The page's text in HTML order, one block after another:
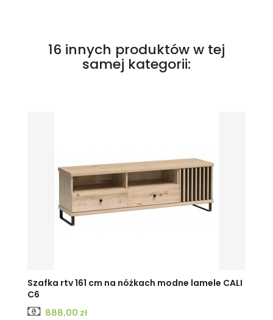
16 innych produktów w tej
samej kategorii:
Szafka rtv 161 cm na nóżkach modne lamele CALI
C6
Cena
888,00 zł